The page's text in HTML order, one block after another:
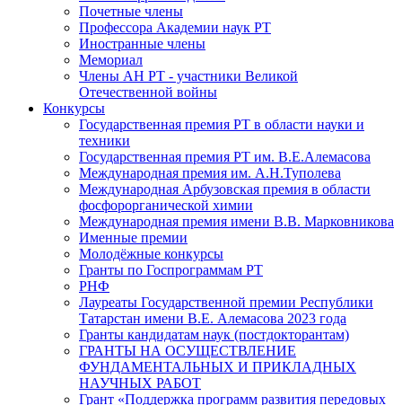
Почетные члены
Профессора Академии наук РТ
Иностранные члены
Мемориал
Члены АН РТ - участники Великой
Отечественной войны
Конкурсы
Государственная премия РТ в области науки и
техники
Государственная премия РТ им. В.Е.Алемасова
Международная премия им. А.Н.Туполева
Международная Арбузовская премия в области
фосфорорганической химии
Международная премия имени В.В. Марковникова
Именные премии
Молодёжные конкурсы
Гранты по Госпрограммам РТ
РНФ
Лауреаты Государственной премии Республики
Татарстан имени В.Е. Алемасова 2023 года
Гранты кандидатам наук (постдокторантам)
ГРАНТЫ НА ОСУЩЕСТВЛЕНИЕ
ФУНДАМЕНТАЛЬНЫХ И ПРИКЛАДНЫХ
НАУЧНЫХ РАБОТ
Грант «Поддержка программ развития передовых